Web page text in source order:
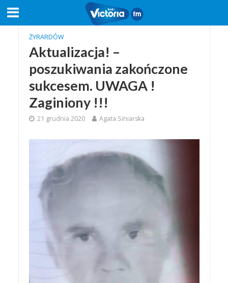
ŻYRARDÓW
Aktualizacja! –
poszukiwania zakończone
sukcesem. UWAGA !
Zaginiony !!!
21 grudnia 2020 Agata Siniarska